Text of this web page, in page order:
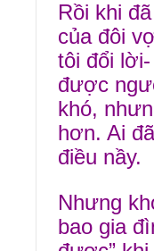
Rồi khi
của đôi
tôi đổi
được
khó,
hơn. Ai
điều nầy.
Nhưng
bao gia